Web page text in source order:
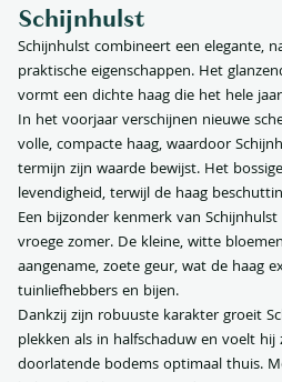
Schijnhulst
Schijnhulst combineert een elegante,
praktische eigenschappen. Het
vormt een dichte haag die het hele
In het voorjaar verschijnen nieuwe
volle, compacte haag, waardoor
termijn zijn waarde bewijst. Het
levendigheid, terwijl de haag
Een bijzonder kenmerk van
vroege zomer. De kleine, witte
aangename, zoete geur, wat de haag
tuinliefhebbers en bijen.
Dankzij zijn robuuste karakter groeit
plekken als in halfschaduw en voelt
doorlatende bodems optimaal thuis.